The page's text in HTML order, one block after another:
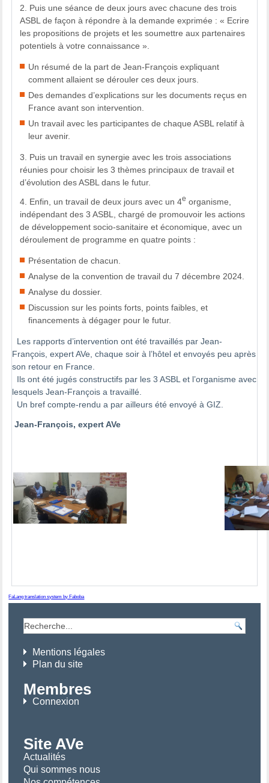
Puis une séance de deux jours avec chacune des trois
ASBL de façon à répondre à la demande exprimée : « Ecrire
les propositions de projets et les soumettre aux partenaires
potentiels à votre connaissance ».
Un résumé de la part de Jean-François expliquant
comment allaient se dérouler ces deux jours.
Des demandes d’explications sur les documents reçus en
France avant son intervention.
Un travail avec les participantes de chaque ASBL relatif à
leur avenir.
Puis un travail en synergie avec les trois associations
réunies pour choisir les 3 thèmes principaux de travail et
d’évolution des ASBL dans le futur.
Enfin, un travail de deux jours avec un 4e organisme,
indépendant des 3 ASBL, chargé de promouvoir les actions
de développement socio-sanitaire et économique, avec un
déroulement de programme en quatre points :
Présentation de chacun.
Analyse de la convention de travail du 7 décembre 2024.
Analyse du dossier.
Discussion sur les points forts, points faibles, et
financements à dégager pour le futur.
Les rapports d’intervention ont été travaillés par Jean-
François, expert AVe, chaque soir à l’hôtel et envoyés peu après
son retour en France.
Ils ont été jugés constructifs par les 3 ASBL et l’organisme avec
lesquels Jean-François a travaillé.
Un bref compte-rendu a par ailleurs été envoyé à GIZ.
Jean-François, expert AVe
FaLang translation system by Faboba
Mentions légales
Plan du site
Membres
Connexion
Site AVe
Actualités
Qui sommes nous